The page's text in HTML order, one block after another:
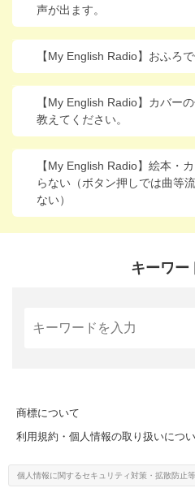
他の講座のよくある質問・手
進研ゼミ 小学講座
進研ゼミ 中学講座
進研ゼミ 高校講座
こどもちゃれんじの
声が出ます。
【My English Radio】おふろ
【My English Radio】カバー
教えてください。
【My English Radio】絵本・
らない（ボタン押しでは曲等
ない）
キーワー
商標について
利用規約・個人情報の取り扱いにつ
個人情報に関するセキュリティ対策・ 拡散防止